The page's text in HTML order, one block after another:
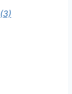
(3)